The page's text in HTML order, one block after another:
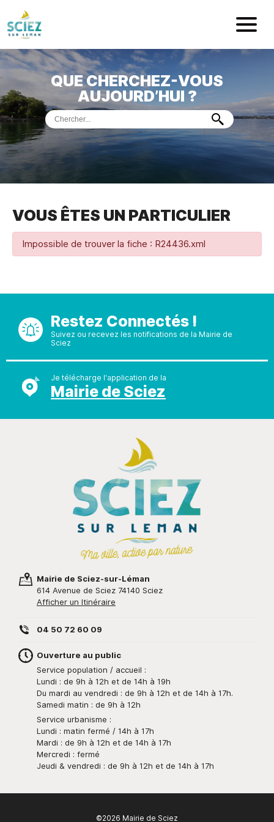
Mairie de
ACCUEIL
VOTREMAIRIE
VIEPRATIQUE
PORTDE PLAISANCE
MUSÉEDE PRÉHISTOIRE ET GÉOLOGIE
QUE CHERCHEZ-VOUS
AUJOURD’HUI ?
VOUS ÊTES UN PARTICULIER
Impossible de trouver la fiche : R24436.xml
Restez Connectés !
Suivez ou recevez les notifications de la Mairie de
Sciez
Je télécharge l'application de la
Mairie de Sciez
Mairie de Sciez-sur-Léman
614 Avenue de Sciez 74140 Sciez
Afficher un Itinéraire
04 50 72 60 09
Ouverture au public
Service population / accueil :
Lundi : de 9h à 12h et de 14h à 19h
Du mardi au vendredi : de 9h à 12h et de 14h à 17h.
Samedi matin : de 9h à 12h
Service urbanisme :
Lundi : matin fermé / 14h à 17h
Mardi : de 9h à 12h et de 14h à 17h
Mercredi : fermé
Jeudi & vendredi : de 9h à 12h et de 14h à 17h
©2026 Mairie de Sciez